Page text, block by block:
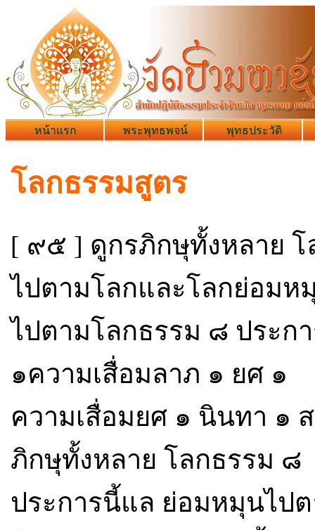
หน้าแรก พระพุทธพจน์ พุทธประวัติ
โลกธรรมสูตร
[ ๙๕ ] ดูกรภิกษุทั้งหลาย
ไปตามโลกและโลกย่อมห
ไปตามโลกธรรม ๘ ประก
๑ความเสื่อมลาภ ๑ ยศ ๑
ความเสื่อมยศ ๑ นินทา ๑
ภิกษุทั้งหลาย โลกธรรม ๘
ประการนี้แล ย่อมหมุนไป